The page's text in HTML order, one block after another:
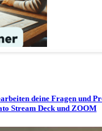
deine Fragen und
Stream Deck und ZOOM